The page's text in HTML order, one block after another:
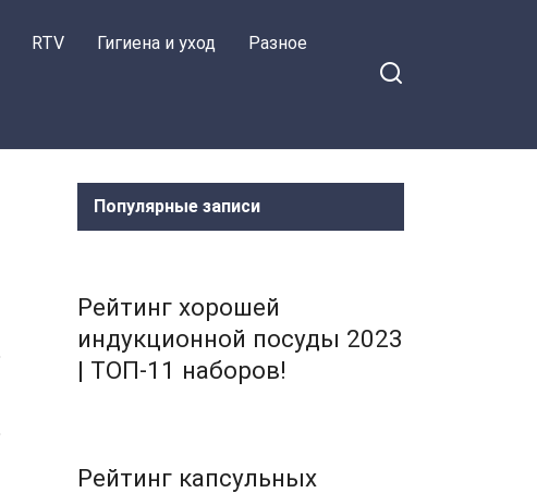
RTV Гигиена и уход Разное
Популярные записи
Рейтинг хорошей
индукционной посуды 2023
| ТОП-11 наборов!
Рейтинг капсульных